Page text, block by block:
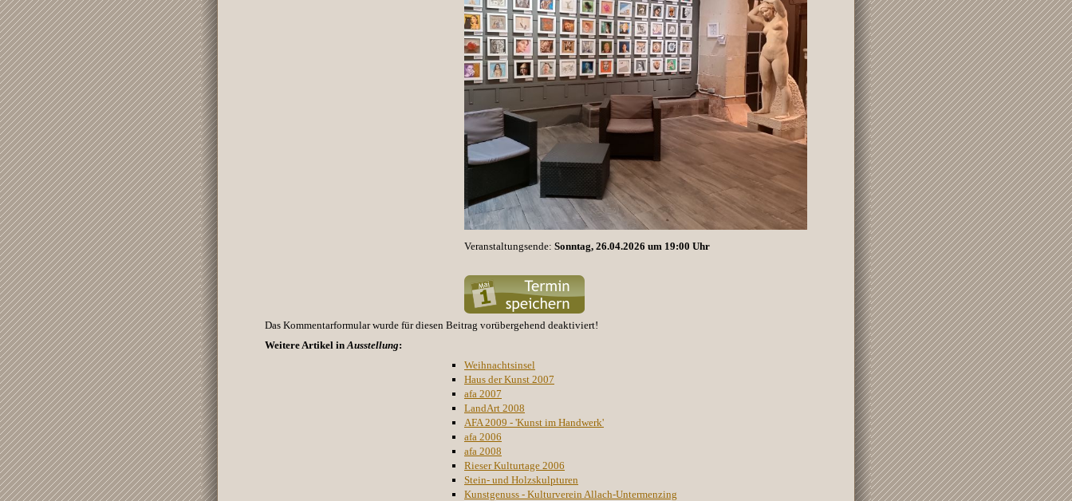
Veranstaltungsende: Sonntag, 26.04.2026 um 19:00 Uhr
Das Kommentarformular wurde für diesen Beitrag vorübergehend deaktiviert!
Weitere Artikel in Ausstellung:
Weihnachtsinsel
Haus der Kunst 2007
afa 2007
LandArt 2008
AFA 2009 - 'Kunst im Handwerk'
afa 2006
afa 2008
Rieser Kulturtage 2006
Stein- und Holzskulpturen
Kunstgenuss - Kulturverein Allach-Untermenzing